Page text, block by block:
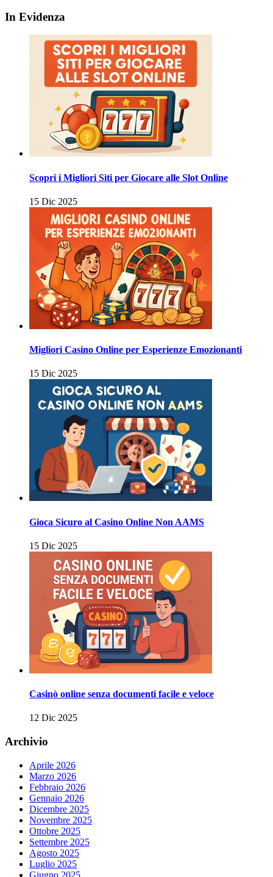
In Evidenza
Scopri i Migliori Siti per Giocare alle Slot Online
15 Dic 2025
Migliori Casino Online per Esperienze Emozionanti
15 Dic 2025
Gioca Sicuro al Casino Online Non AAMS
15 Dic 2025
Casinò online senza documenti facile e veloce
12 Dic 2025
Archivio
Aprile 2026
Marzo 2026
Febbraio 2026
Gennaio 2026
Dicembre 2025
Novembre 2025
Ottobre 2025
Settembre 2025
Agosto 2025
Luglio 2025
Giugno 2025